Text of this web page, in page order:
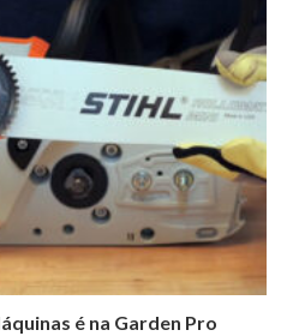
é na Garden Pro